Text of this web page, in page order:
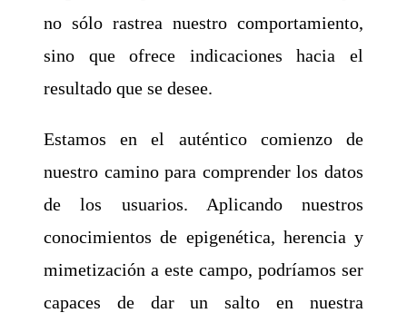
no sólo rastrea nuestro comportamiento,
sino que ofrece indicaciones hacia el
resultado que se desee.
Estamos en el auténtico comienzo de
nuestro camino para comprender los datos
de los usuarios. Aplicando nuestros
conocimientos de epigenética, herencia y
mimetización a este campo, podríamos ser
capaces de dar un salto en nuestra